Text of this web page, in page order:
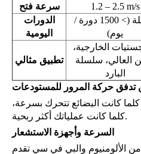
سرعة فتح
1.2 – 2.5 m/s
الدورات
اليومية
الثقيلة (> 1500 دورة /
يوم)
تطبيق مثالي
الخارجية،
العالي، سلسلة
البارد
تدفق حركة المرور للمستودعات
كانت البضائع تتحرك بسرعة،
كلما كانت عملياتك أكثر ربحية.
السرعة وأجهزة الاستشعار
الألومنيوم والبي في سي تقدم